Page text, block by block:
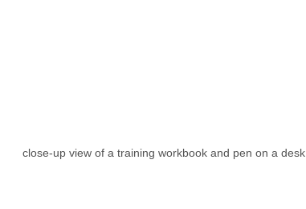
close-up view of a training workbook and pen on a desk